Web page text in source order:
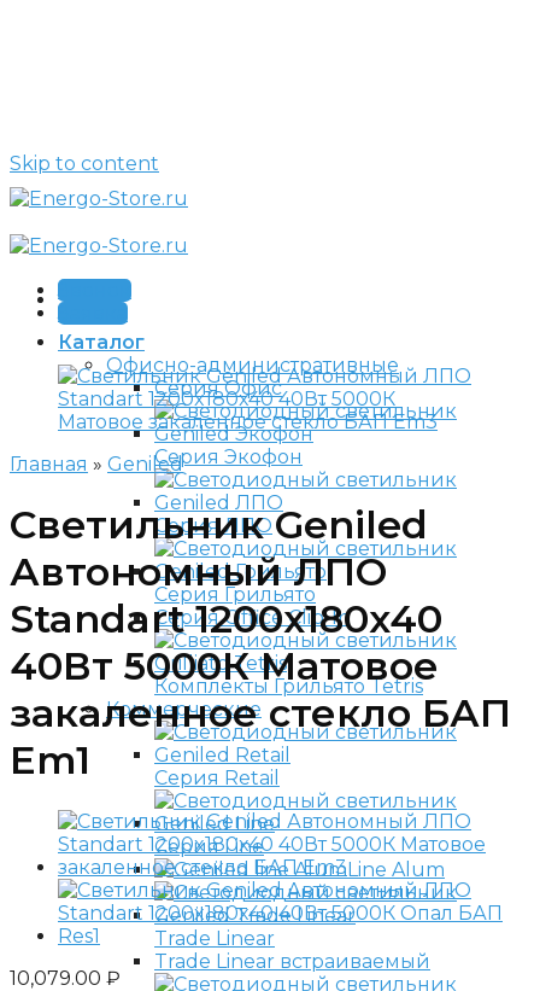
Skip to content
Каталог
Офисно-административные
Серия Офис
Серия Экофон
Серия ЛПО
Серия Грильято
Серия Office Clip-In
Комплекты Грильято Tetris
Коммерческие
Серия Retail
Серия Line
Line Alum
Trade Linear
Trade Linear встраиваемый
Звонок
Заявка
Главная » Geniled
Светильник Geniled
Автономный ЛПО
Standart 1200x180x40
40Вт 5000К Матовое
закаленное стекло БАП
Em1
10,079.00 ₽